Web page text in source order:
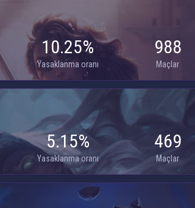
10.25%
Yasaklanma oranı
988
Maçlar
5.15%
Yasaklanma oranı
469
Maçlar